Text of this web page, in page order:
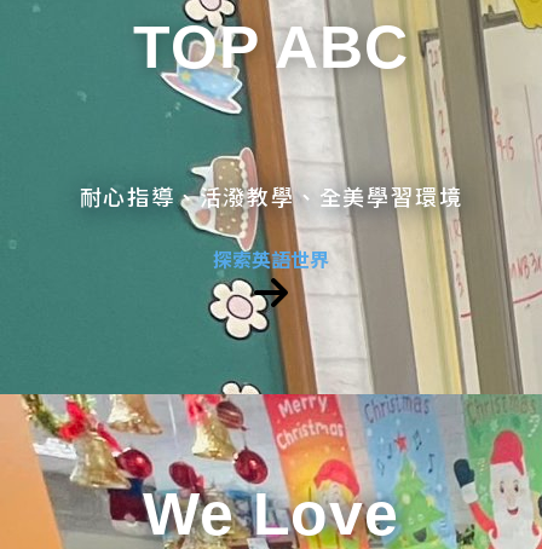
TOP ABC
耐心指導、活潑教學、全美學習環境
探索英語世界
We Love